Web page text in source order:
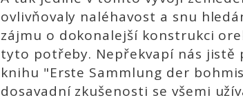
ovlivňovaly naléhavost a snu
zájmu o dokonalejší konstrukci
tyto potřeby. Nepřekvapí nás jistě
knihu "Erste Sammlung der
dosavadní zkušenosti se všemi